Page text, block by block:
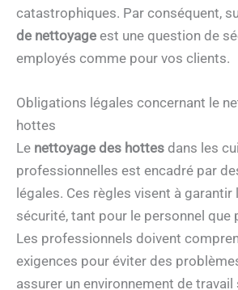
catastrophiques. Par conséquent,
de nettoyage est une question de
employés comme pour vos clients.
Obligations légales concernant le
hottes
Le nettoyage des hottes dans les
professionnelles est encadré par
légales. Ces règles visent à garantir
sécurité, tant pour le personnel que
Les professionnels doivent
exigences pour éviter des
assurer un environnement de travail